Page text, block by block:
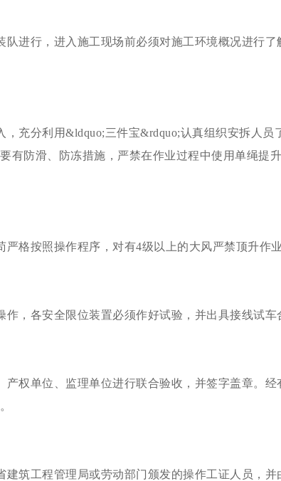
进行，进入施工现场前必须对施工环境概况进行
充分利用&ldquo;三件宝&rdquo;认真组织安拆人
有防滑、防冻措施，严禁在作业过程中使用单绳
格按照操作程序，对有4级以上的大风严禁顶升作
，各安全限位装置必须作好试验，并出具接线试车
权单位、监理单位进行联合验收，并签字盖章。
筑工程管理局或劳动部门颁发的操作工证人员，